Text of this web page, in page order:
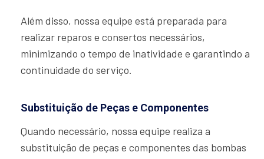
Além disso, nossa equipe está preparada para
realizar reparos e consertos necessários,
minimizando o tempo de inatividade e garantindo a
continuidade do serviço.
Substituição de Peças e Componentes
Quando necessário, nossa equipe realiza a
substituição de peças e componentes das bombas